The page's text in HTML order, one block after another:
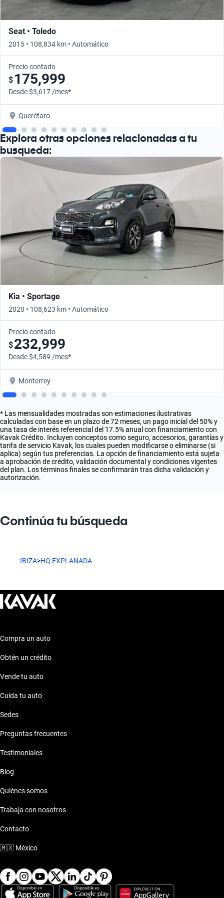
Seat • Toledo
2015 • 108,834 km • Automático
Precio contado
$ 175,999
Desde $3,617 /mes*
Querétaro
Explora otras opciones relacionadas a tu
busqueda:
Kia • Sportage
2020 • 108,623 km • Automático
Precio contado
$232,999
Desde $4,589 /mes*
Monterrey
* Las mensualidades mostradas son estimaciones ilustrativas
calculadas con base en un plazo de 72 meses, un pago inicial del 50% y
una tasa de interés referencial del 17.5% anual con financiamiento con
Kavak Crédito. Incluyen conceptos como seguro, accesorios, garantías y
tarifa de servicio Kavak, los cuales pueden modificarse o eliminarse (si
aplica) según tus preferencias. La opción de financiamiento está sujeta
a aprobación de crédito, validación documental y condiciones vigentes
del plan. Los términos finales se confirmarán tras dicha validación y
autorización.
Continúa tu búsqueda
IBIZA>HQ EXPLANADA
Compra un auto
Obtén un crédito
Vende tu auto
Cuida tu auto
Sedes
Preguntas frecuentes
Testimoniales
Blog
Quiénes somos
Trabaja con nosotros
Contacto
🇲🇽 México